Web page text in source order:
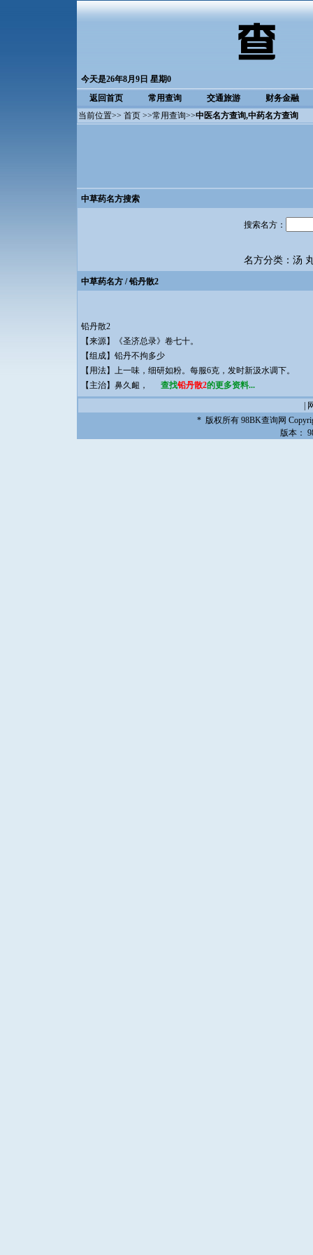
今天是26年8月9日 星期0
返回首页
常用查询 交通旅游
财务金融
当前位置>> 首页 >>常用查询>>中医名方查询,中药名方查询
中草药名方搜索
搜索名方：
名方分类： 汤
中草药名方 / 铅丹散2
铅丹散2
【来源】《圣济总录》卷七十。
【组成】铅丹不拘多少
【用法】上一味，细研如粉。每服6克，发时新汲水调下。
【主治】鼻久衄，
查找铅丹散2的更多资料...
* 版权所有 98BK查询网
版本：